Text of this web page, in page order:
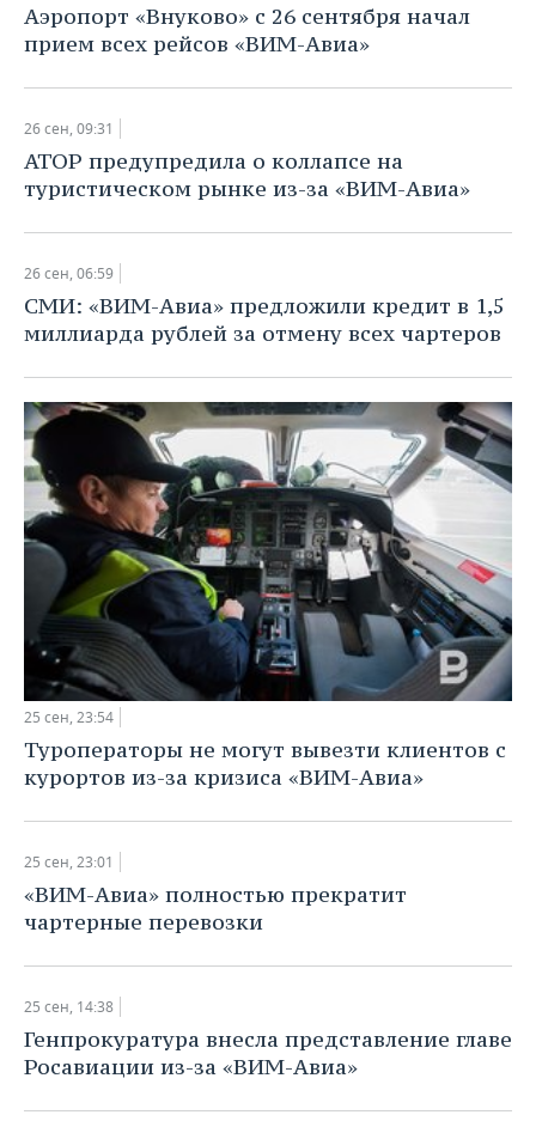
Аэропорт «Внуково» с 26 сентября начал
прием всех рейсов «ВИМ-Авиа»
26 сен, 09:31
АТОР предупредила о коллапсе на
туристическом рынке из-за «ВИМ-Авиа»
26 сен, 06:59
СМИ: «ВИМ-Авиа» предложили кредит в 1,5
миллиарда рублей за отмену всех чартеров
25 сен, 23:54
Туроператоры не могут вывезти клиентов с
курортов из-за кризиса «ВИМ-Авиа»
25 сен, 23:01
«ВИМ-Авиа» полностью прекратит
чартерные перевозки
25 сен, 14:38
Генпрокуратура внесла представление главе
Росавиации из-за «ВИМ-Авиа»